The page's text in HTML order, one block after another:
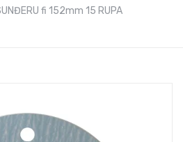
fi 152mm 15 RUPA